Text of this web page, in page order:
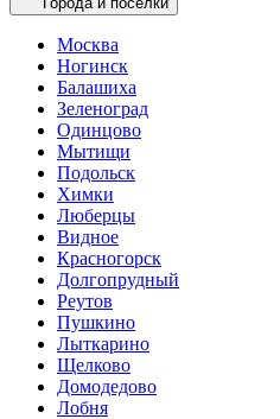
Москва
Ногинск
Балашиха
Зеленоград
Одинцово
Мытищи
Подольск
Химки
Люберцы
Видное
Красногорск
Долгопрудный
Реутов
Пушкино
Лыткарино
Щелково
Домодедово
Лобня